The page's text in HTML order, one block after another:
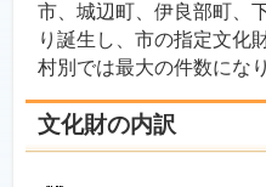
市、城辺町、伊良部町、
り誕生し、市の指定文化
村別では最大の件数にな
文化財の内訳